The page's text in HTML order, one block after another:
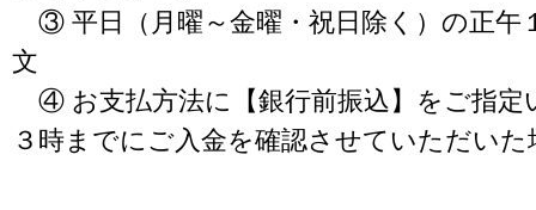
③ 平日（月曜～金曜・祝日除く）の正午
文
④ お支払方法に【銀行前振込】をご指定
３時までにご入金を確認させていただいた